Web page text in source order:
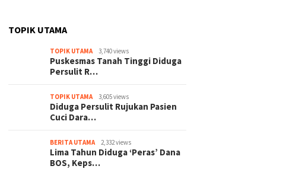
TOPIK UTAMA
TOPIK UTAMA 3,740 views
Puskesmas Tanah Tinggi Diduga
Persulit R…
TOPIK UTAMA 3,605 views
Diduga Persulit Rujukan Pasien
Cuci Dara…
BERITA UTAMA 2,332 views
Lima Tahun Diduga ‘Peras’ Dana
BOS, Keps…